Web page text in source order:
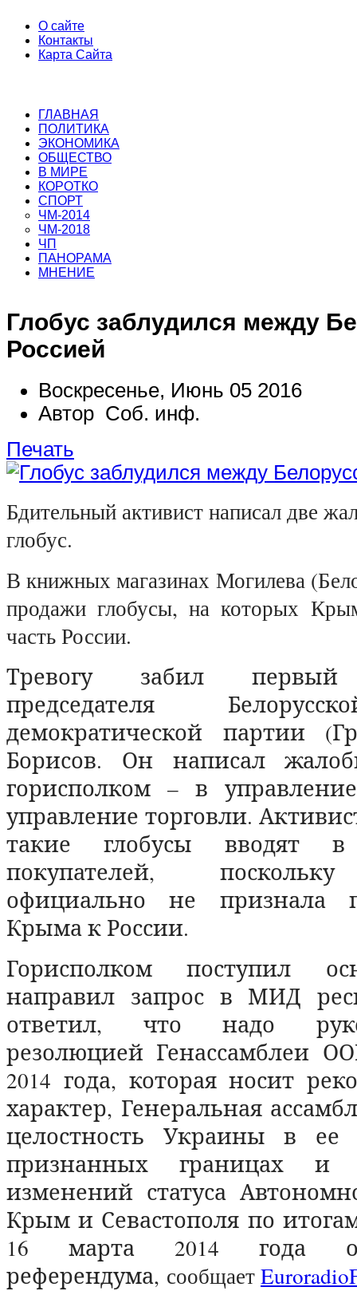
О сайте
Контакты
Карта Сайта
ГЛАВНАЯ
ПОЛИТИКА
ЭКОНОМИКА
ОБЩЕСТВО
В МИРЕ
КОРОТКО
СПОРТ
ЧМ-2014
ЧМ-2018
ЧП
ПАНОРАМА
МНЕНИЕ
Глобус заблудился между
Россией
Воскресенье, Июнь 05 2016
Автор Соб. инф.
Печать
Бдительный активист написал две
глобус.
В книжных магазинах Могилева
продажи глобусы, на которых
часть России.
Тревогу забил первый
председателя
демократической партии
Борисов. Он написал
горисполком – в
управление торговли.
такие глобусы вводят в
покупателей,
официально не признала
Крыма к России.
Горисполком поступил
направил запрос в МИД
ответил, что надо
резолюцией Генассамблеи
2014 года, которая носит
характер, Генеральная
целостность Украины в ее
признанных границах и
изменений статуса
Крым и Севастополя по
16 марта 2014 года
референдума, сообщает